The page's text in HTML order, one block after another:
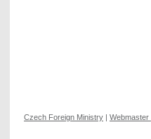
Czech Foreign Ministry | Webmaster